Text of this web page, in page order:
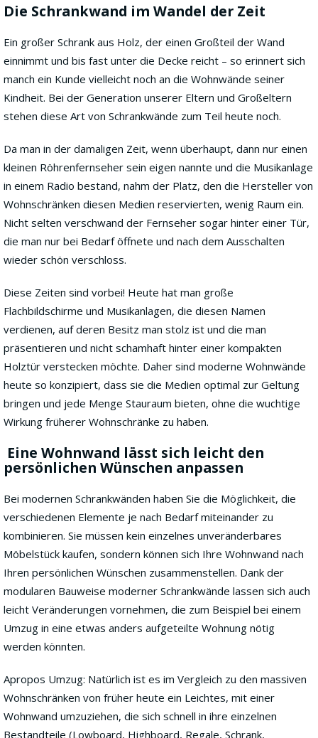
Die Schrankwand im Wandel der Zeit
Ein großer Schrank aus Holz, der einen Großteil der Wand
einnimmt und bis fast unter die Decke reicht – so erinnert sich
manch ein Kunde vielleicht noch an die Wohnwände seiner
Kindheit. Bei der Generation unserer Eltern und Großeltern
stehen diese Art von Schrankwände zum Teil heute noch.
Da man in der damaligen Zeit, wenn überhaupt, dann nur einen
kleinen Röhrenfernseher sein eigen nannte und die Musikanlage
in einem Radio bestand, nahm der Platz, den die Hersteller von
Wohnschränken diesen Medien reservierten, wenig Raum ein.
Nicht selten verschwand der Fernseher sogar hinter einer Tür,
die man nur bei Bedarf öffnete und nach dem Ausschalten
wieder schön verschloss.
Diese Zeiten sind vorbei! Heute hat man große
Flachbildschirme und Musikanlagen, die diesen Namen
verdienen, auf deren Besitz man stolz ist und die man
präsentieren und nicht schamhaft hinter einer kompakten
Holztür verstecken möchte. Daher sind moderne Wohnwände
heute so konzipiert, dass sie die Medien optimal zur Geltung
bringen und jede Menge Stauraum bieten, ohne die wuchtige
Wirkung früherer Wohnschränke zu haben.
Eine Wohnwand lässt sich leicht den
persönlichen Wünschen anpassen
Bei modernen Schrankwänden haben Sie die Möglichkeit, die
verschiedenen Elemente je nach Bedarf miteinander zu
kombinieren. Sie müssen kein einzelnes unveränderbares
Möbelstück kaufen, sondern können sich Ihre Wohnwand nach
Ihren persönlichen Wünschen zusammenstellen. Dank der
modularen Bauweise moderner Schrankwände lassen sich auch
leicht Veränderungen vornehmen, die zum Beispiel bei einem
Umzug in eine etwas anders aufgeteilte Wohnung nötig
werden könnten.
Apropos Umzug: Natürlich ist es im Vergleich zu den massiven
Wohnschränken von früher heute ein Leichtes, mit einer
Wohnwand umzuziehen, die sich schnell in ihre einzelnen
Bestandteile (Lowboard, Highboard, Regale, Schrank,